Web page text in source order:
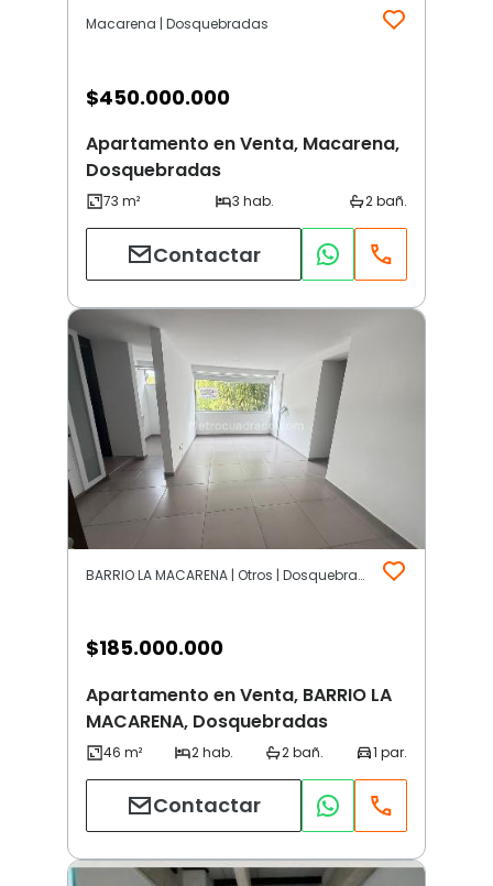
Macarena | Dosquebradas
$450.000.000
Apartamento en Venta, Macarena,
Dosquebradas
Contactar
BARRIO LA MACARENA | Otros | Dosquebradas
$185.000.000
Apartamento en Venta, BARRIO LA
MACARENA, Dosquebradas
Contactar